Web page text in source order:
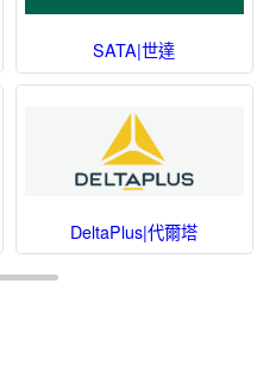
SATA|世達
DeltaPlus|代爾塔